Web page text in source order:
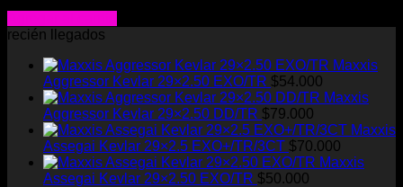
recién llegados
Maxxis
Aggressor Kevlar 29×2.50 EXO/TR $54.000
Maxxis
Aggressor Kevlar 29×2.50 DD/TR $79.000
Maxxis
Assegai Kevlar 29×2.5 EXO+/TR/3CT $70.000
Maxxis
Assegai Kevlar 29×2.50 EXO/TR $50.000